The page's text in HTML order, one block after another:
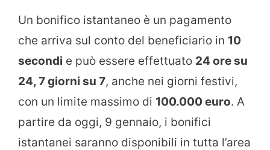
Un bonifico istantaneo è un pagamento
che arriva sul conto del beneficiario in 10
secondi e può essere effettuato 24 ore su
24, 7 giorni su 7, anche nei giorni festivi,
con un limite massimo di 100.000 euro. A
partire da oggi, 9 gennaio, i bonifici
istantanei saranno disponibili in tutta l’area